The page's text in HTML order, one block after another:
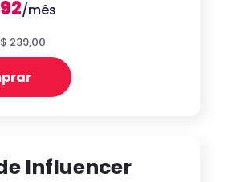
/mês
239,00
Influencer